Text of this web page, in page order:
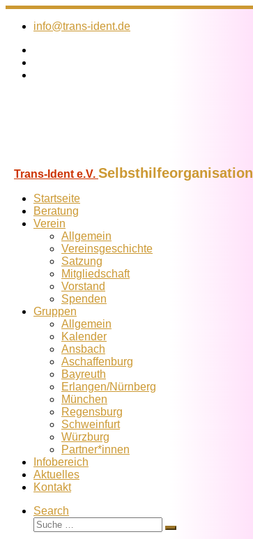
Zum
Inhalt
info@trans-ident.de
Trans-Ident e.V. Selbsthilfeorganisation
Startseite
Beratung
Verein
Allgemein
Vereins­geschichte
Satzung
Mitglied­schaft
Vorstand
Spenden
Gruppen
Allgemein
Kalender
Ansbach
Aschaffenburg
Bayreuth
Erlangen/Nürnberg
München
Regensburg
Schweinfurt
Würzburg
Partner*innen
Infobereich
Aktuelles
Kontakt
Search
Suche
Suche